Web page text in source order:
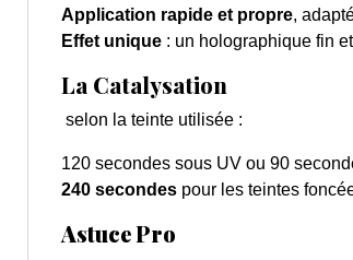
Application rapide et propre,
Effet unique : un holographique fin
La Catalysation
selon la teinte utilisée :
120 secondes sous UV ou 90
240 secondes pour les teintes
Astuce Pro